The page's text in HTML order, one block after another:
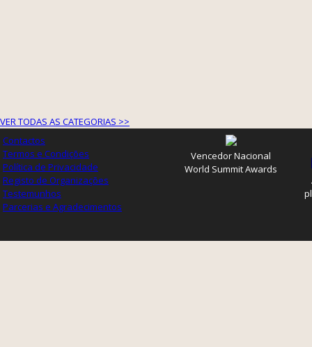
VER TODAS AS CATEGORIAS >>
Contactos
Termos e Condições
Política de Privacidade
Registo de Organizações
Testemunhos
Parcerias e Agradecimentos
Vencedor Nacional
World Summit Awards